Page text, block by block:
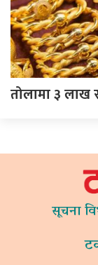
तोलामा ३
सूचना